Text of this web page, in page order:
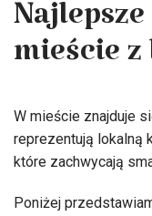
mieście
W mieście znajduje
reprezentują lokalną
które zachwycają
Poniżej